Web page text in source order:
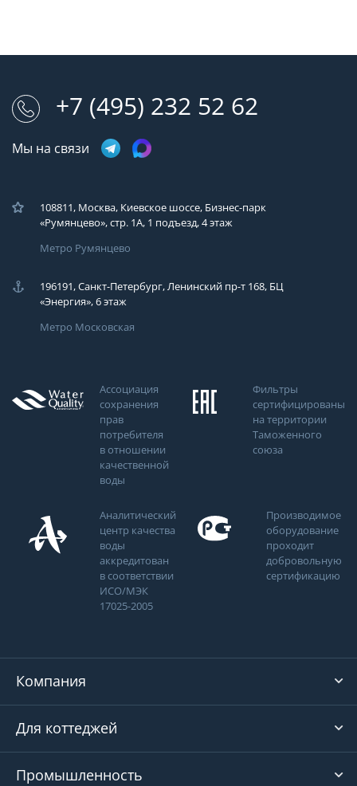
+7 (495) 232 52 62
Мы на связи
108811, Москва, Киевское шоссе, Бизнес-парк
«Румянцево», стр. 1А, 1 подъезд, 4 этаж
Метро Румянцево
196191, Санкт-Петербург, Ленинский пр-т 168, БЦ
«Энергия», 6 этаж
Метро Московская
Ассоциация
сохранения
прав
потребителя
в отношении
качественной
воды
Фильтры
сертифицированы
на территории
Таможенного
союза
Аналитический
центр качества
воды
аккредитован
в соответствии
ИСО/МЭК
17025-2005
Производимое
оборудование
проходит
добровольную
сертификацию
Компания
Для коттеджей
Промышленность